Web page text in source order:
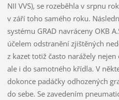
NII VVS), se rozeběhla v srpnu
v září toho samého roku.
systému GRAD navráceny OKB
účelem odstranění zjištěných
z kazet totiž často narážely
ale i do samotného křídla. V
dokonce padáčky odhozených
do sebe. Se zavedením